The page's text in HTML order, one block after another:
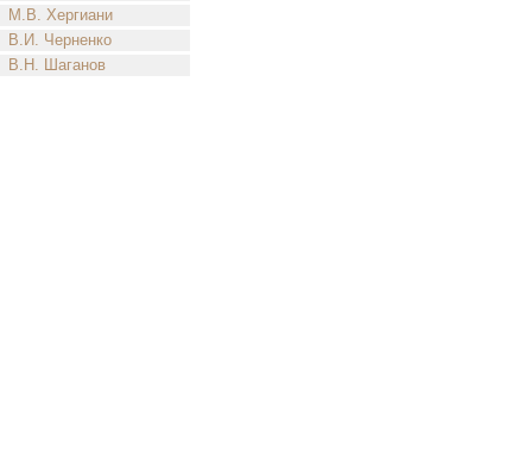
М.В. Хергиани
В.И. Черненко
В.Н. Шаганов